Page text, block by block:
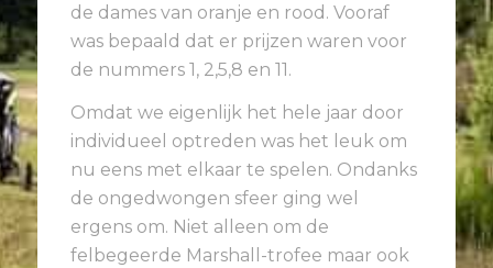
de dames van oranje en rood. Vooraf
was bepaald dat er prijzen waren voor
de nummers 1, 2,5,8 en 11.
Omdat we eigenlijk het hele jaar door
individueel optreden was het leuk om
nu eens met elkaar te spelen. Ondanks
de ongedwongen sfeer ging wel
ergens om. Niet alleen om de
felbegeerde Marshall-trofee maar ook